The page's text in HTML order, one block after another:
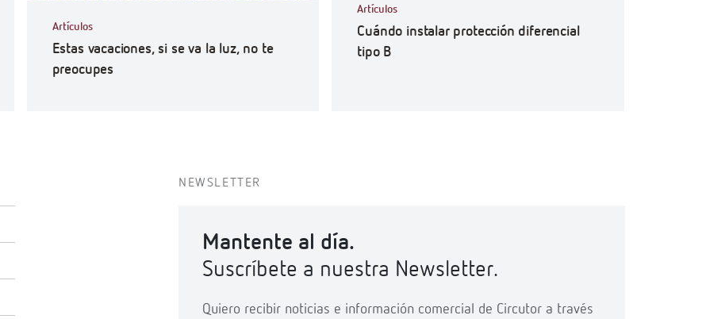
Artículos
Estas vacaciones, si se va la luz, no te
preocupes
Artículos
Cuándo instalar protección diferencial
tipo B
NEWSLETTER
Mantente al día.
Suscríbete a nuestra Newsletter.
Quiero recibir noticias e información comercial de Circutor a través